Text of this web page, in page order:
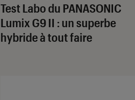
Test Labo du PANASONIC
Lumix G9 II : un superbe
hybride à tout faire